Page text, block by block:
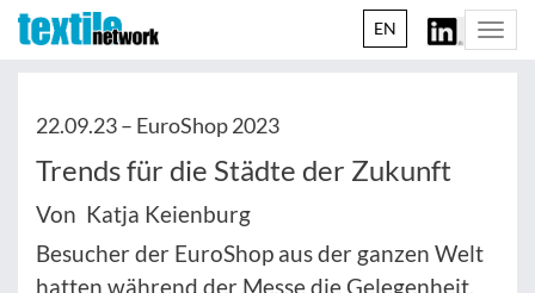
EN
22.09.23 – EuroShop 2023
Trends für die Städte der Zukunft
Von Katja Keienburg
Besucher der EuroShop aus der ganzen Welt
hatten während der Messe die Gelegenheit,